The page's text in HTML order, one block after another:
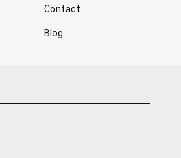
Contact
Blog